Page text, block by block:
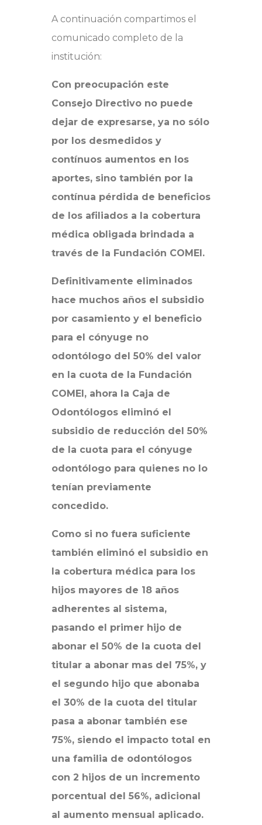
A continuación compartimos el
comunicado completo de la
institución:
Con preocupación este
Consejo Directivo no puede
dejar de expresarse, ya no sólo
por los desmedidos y
contínuos aumentos en los
aportes, sino también por la
contínua pérdida de beneficios
de los afiliados a la cobertura
médica obligada brindada a
través de la Fundación COMEI.
Definitivamente eliminados
hace muchos años el subsidio
por casamiento y el beneficio
para el cónyuge no
odontólogo del 50% del valor
en la cuota de la Fundación
COMEI, ahora la Caja de
Odontólogos eliminó el
subsidio de reducción del 50%
de la cuota para el cónyuge
odontólogo para quienes no lo
tenían previamente
concedido.
Como si no fuera suficiente
también eliminó el subsidio en
la cobertura médica para los
hijos mayores de 18 años
adherentes al sistema,
pasando el primer hijo de
abonar el 50% de la cuota del
titular a abonar mas del 75%, y
el segundo hijo que abonaba
el 30% de la cuota del titular
pasa a abonar también ese
75%, siendo el impacto total en
una familia de odontólogos
con 2 hijos de un incremento
porcentual del 56%, adicional
al aumento mensual aplicado.